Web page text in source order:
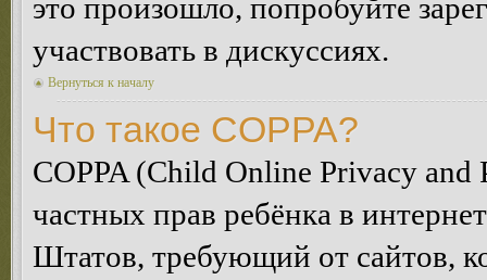
это произошло, попробуйте
участвовать в дискуссиях.
Вернуться к началу
Что такое COPPA?
COPPA (Child Online Privacy
частных прав ребёнка в
Штатов, требующий от сайтов,